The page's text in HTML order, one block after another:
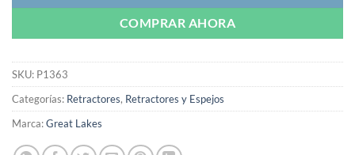
COMPRAR AHORA
SKU: P1363
Categorías: Retractores, Retractores y Espejos
Marca:Great Lakes